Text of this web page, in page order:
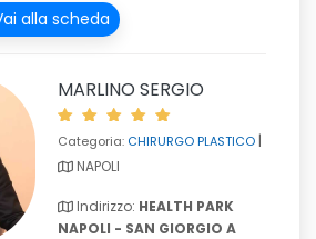
alla scheda
MARLINO SERGIO
Categoria: CHIRURGO PLASTICO|
NAPOLI
Indirizzo: HEALTH PARK
NAPOLI - SAN GIORGIO A